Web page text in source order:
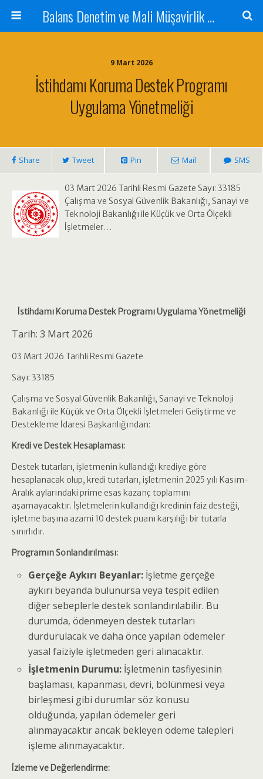
Balans Denetim ve Mali Müşavirlik Hizmetleri
9 Mart 2026
İstihdamı Koruma Destek Programı
Uygulama Yönetmeliği
Share Tweet Pin Mail SMS
03 Mart 2026 Tarihli Resmi Gazete Sayı: 33185
Çalışma ve Sosyal Güvenlik Bakanlığı, Sanayi ve
Teknoloji Bakanlığı ile Küçük ve Orta Ölçekli
İşletmeler…
İstihdamı Koruma Destek Programı Uygulama Yönetmeliği
Tarih: 3 Mart 2026
03 Mart 2026 Tarihli Resmi Gazete
Sayı: 33185
Çalışma ve Sosyal Güvenlik Bakanlığı, Sanayi ve Teknoloji
Bakanlığı ile Küçük ve Orta Ölçekli İşletmeleri Geliştirme ve
Destekleme İdaresi Başkanlığından:
Kredi ve Destek Hesaplaması:
Destek tutarları, işletmenin kullandığı krediye göre
hesaplanacak olup, kredi tutarları, işletmenin 2025 yılı Kasım-
Aralık aylarındaki prime esas kazanç toplamını
aşamayacaktır. İşletmelerin kullandığı kredinin faiz desteği,
işletme başına azami 10 destek puanı karşılığı bir tutarla
sınırlıdır.
Programın Sonlandırılması:
Gerçeğe Aykırı Beyanlar: İşletme gerçeğe
aykırı beyanda bulunursa veya tespit edilen
diğer sebeplerle destek sonlandırılabilir. Bu
durumda, ödenmeyen destek tutarları
durdurulacak ve daha önce yapılan ödemeler
yasal faiziyle işletmeden geri alınacaktır.
İşletmenin Durumu: İşletmenin tasfiyesinin
başlaması, kapanması, devri, bölünmesi veya
birleşmesi gibi durumlar söz konusu
olduğunda, yapılan ödemeler geri
alınmayacaktır ancak bekleyen ödeme talepleri
işleme alınmayacaktır.
İzleme ve Değerlendirme: